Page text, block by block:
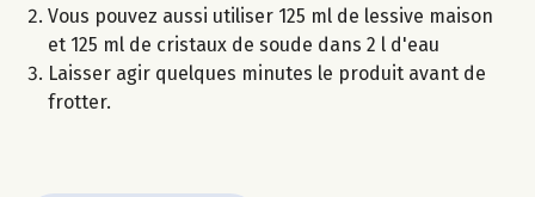
Vous pouvez aussi utiliser 125 ml de lessive maison
et 125 ml de cristaux de soude dans 2 l d'eau
Laisser agir quelques minutes le produit avant de
frotter.